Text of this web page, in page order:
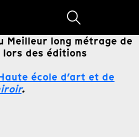
Meilleur long métrage de
des éditions
école d’art et de
.